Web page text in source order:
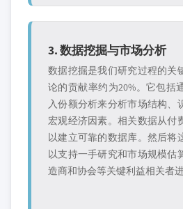
3. 数据挖掘与市场分析
数据挖掘是我们研究过程的关
论的贡献率约为20%。它包括
入份额分析来分析市场结构、
宏观经济因素。相关数据从付
以建立可靠的数据库。然后将
以支持一手研究和市场规模估
造商和协会等关键利益相关者进